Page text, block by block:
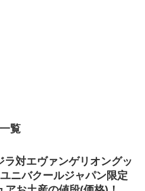
覧
ラ対エヴァンゲリオングッ
ニバクールジャパン限定